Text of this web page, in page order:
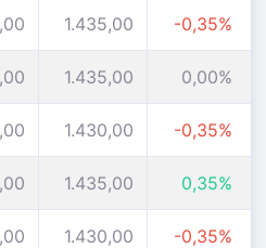
1.435,00 -0,35%
1.435,00 0,00%
1.430,00 -0,35%
1.435,00 0,35%
1.430,00 -0,35%